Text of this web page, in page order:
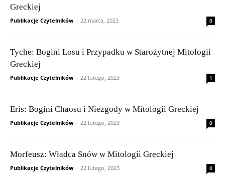
Greckiej
Publikacje Czytelników - 22 marca, 2023 0
Tyche: Bogini Losu i Przypadku w Starożytnej Mitologii
Greckiej
Publikacje Czytelników - 22 lutego, 2023 1
Eris: Bogini Chaosu i Niezgody w Mitologii Greckiej
Publikacje Czytelników - 22 lutego, 2023 0
Morfeusz: Władca Snów w Mitologii Greckiej
Publikacje Czytelników - 22 lutego, 2023 0